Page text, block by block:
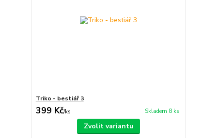
Triko - bestiář 3
399 Kč/ks Skladem 8 ks
Zvolit variantu